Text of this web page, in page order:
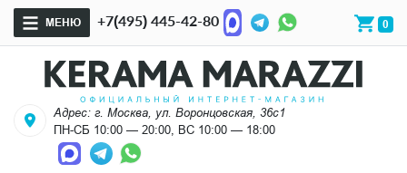
МЕНЮ +7(495) 445-42-80 0
Адрес: г. Москва, ул. Воронцовская, 36с1
ПН-СБ 10:00 — 20:00, ВС 10:00 — 18:00